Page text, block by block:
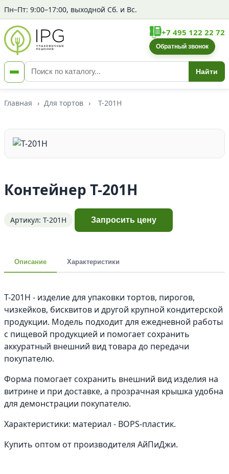
Пн–Пт: 9:00–17:00, выходной Сб. и Вс.
Найти
+7 495 122 22 72
Обратный звонок
Главная › Для тортов › Т-201Н
Контейнер Т-201Н
Артикул: Т-201Н Запросить цену
Описание Характеристики
Т-201Н - изделие для упаковки тортов, пирогов,
чизкейков, бисквитов и другой крупной кондитерской
продукции. Модель подходит для ежедневной работы
с пищевой продукцией и помогает сохранить
аккуратный внешний вид товара до передачи
покупателю.
Форма помогает сохранить внешний вид изделия на
витрине и при доставке, а прозрачная крышка удобна
для демонстрации покупателю.
Характеристики: материал - BOPS-пластик.
Купить оптом от производителя АйПиДжи.